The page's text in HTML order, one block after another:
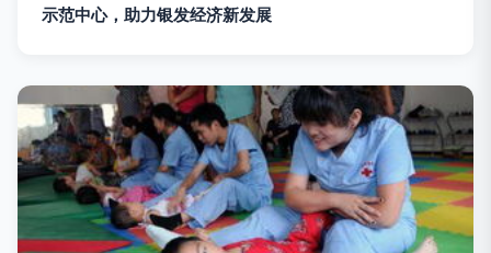
示范中心，助力银发经济新发展